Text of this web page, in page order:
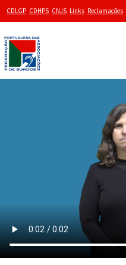
CDLGP CDHPS CNJS Links Reclamações